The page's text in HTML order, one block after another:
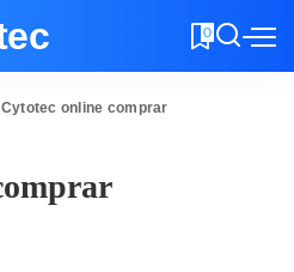
0
Cytotec online comprar